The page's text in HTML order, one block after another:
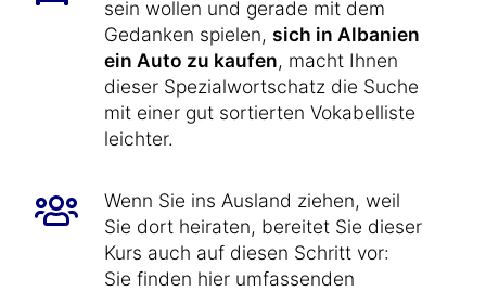
sein wollen und gerade mit dem
Gedanken spielen, sich in Albanien
ein Auto zu kaufen, macht Ihnen
dieser Spezialwortschatz die Suche
mit einer gut sortierten Vokabelliste
leichter.
Wenn Sie ins Ausland ziehen, weil
Sie dort heiraten, bereitet Sie dieser
Kurs auch auf diesen Schritt vor:
Sie finden hier umfassenden